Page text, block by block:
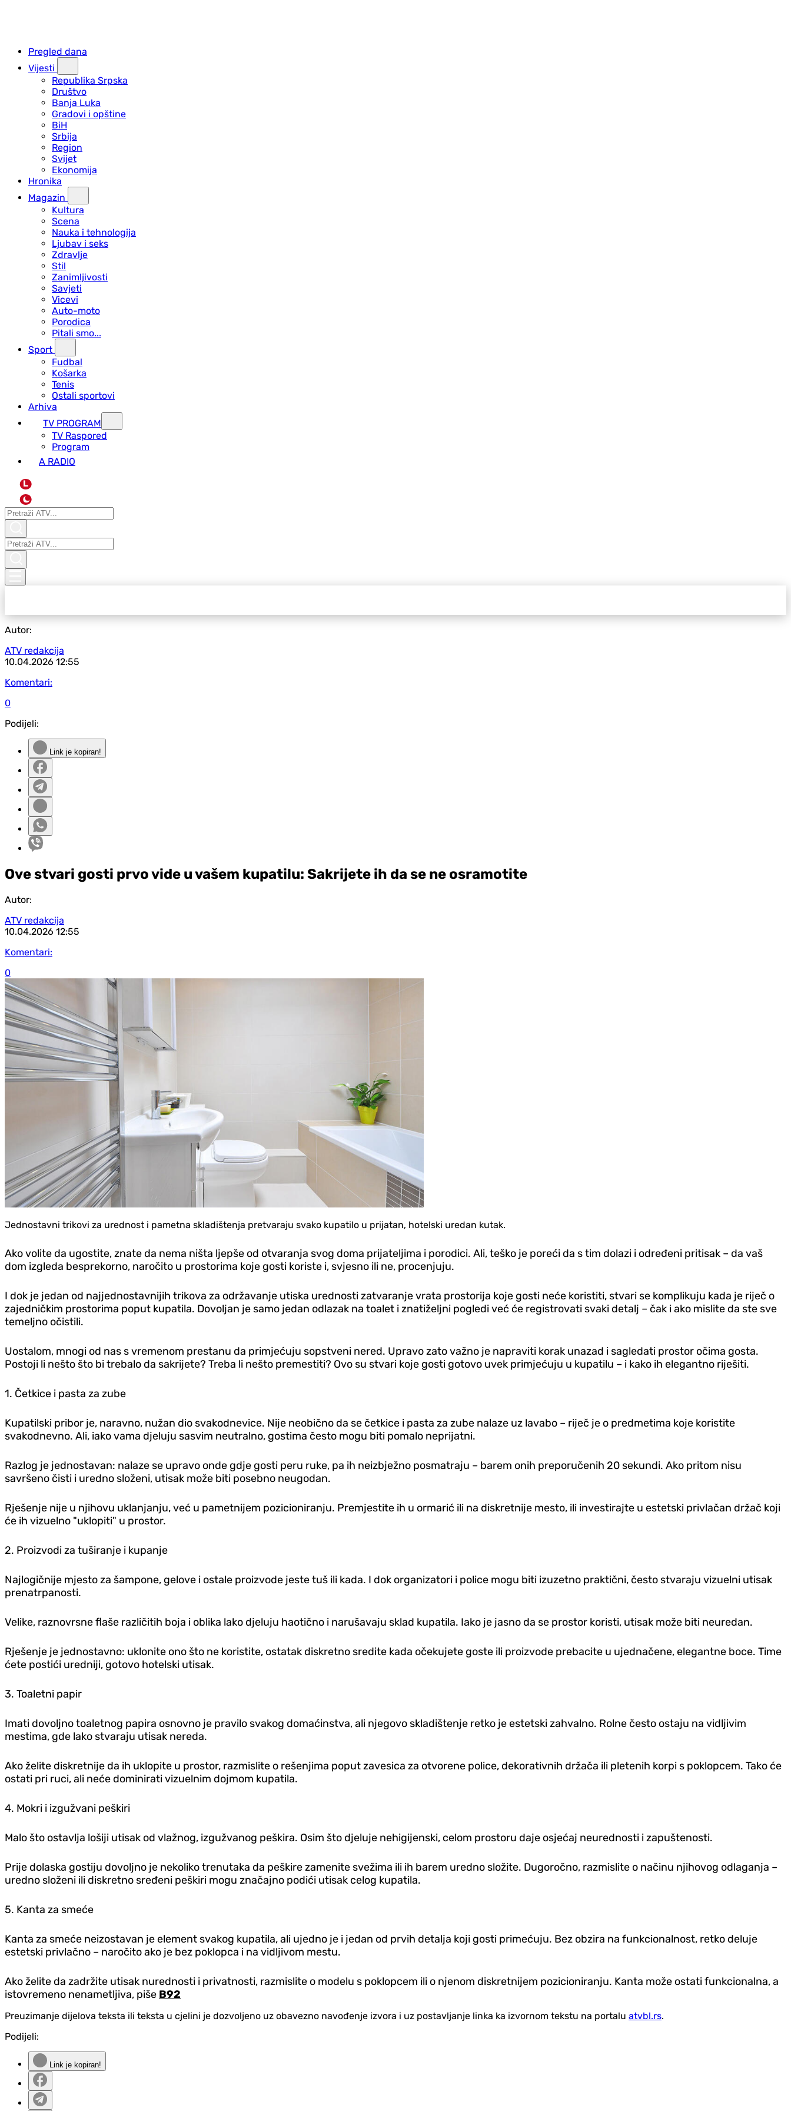
Pregled dana
Vijesti
Republika Srpska
Društvo
Banja Luka
Gradovi i opštine
BiH
Srbija
Region
Svijet
Ekonomija
Hronika
Magazin
Kultura
Scena
Nauka i tehnologija
Ljubav i seks
Zdravlje
Stil
Zanimljivosti
Savjeti
Vicevi
Auto-moto
Porodica
Pitali smo...
Sport
Fudbal
Košarka
Tenis
Ostali sportovi
Arhiva
TV PROGRAM
ТV Raspored
Program
A RADIO
L
Autor:
ATV redakcija
10.04.2026 12:55
Komentari:
0
Podijeli:
Link je kopiran!
Ove stvari gosti prvo vide u vašem kupatilu: Sakrijete ih da se ne osramotite
Autor:
ATV redakcija
10.04.2026 12:55
Komentari:
0
Jednostavni trikovi za urednost i pametna skladištenja pretvaraju svako kupatilo u prijatan, hotelski uredan kutak.
Ako volite da ugostite, znate da nema ništa ljepše od otvaranja svog doma prijateljima i porodici. Ali, teško je poreći da s tim dolazi i određeni pritisak – da vaš
dom izgleda besprekorno, naročito u prostorima koje gosti koriste i, svjesno ili ne, procenjuju.
I dok je jedan od najjednostavnijih trikova za održavanje utiska urednosti zatvaranje vrata prostorija koje gosti neće koristiti, stvari se komplikuju kada je riječ o
zajedničkim prostorima poput kupatila. Dovoljan je samo jedan odlazak na toalet i znatiželjni pogledi već će registrovati svaki detalj – čak i ako mislite da ste sve
temeljno očistili.
Uostalom, mnogi od nas s vremenom prestanu da primjećuju sopstveni nered. Upravo zato važno je napraviti korak unazad i sagledati prostor očima gosta.
Postoji li nešto što bi trebalo da sakrijete? Treba li nešto premestiti? Ovo su stvari koje gosti gotovo uvek primjećuju u kupatilu – i kako ih elegantno riješiti.
1. Četkice i pasta za zube
Kupatilski pribor je, naravno, nužan dio svakodnevice. Nije neobično da se četkice i pasta za zube nalaze uz lavabo – riječ je o predmetima koje koristite
svakodnevno. Ali, iako vama djeluju sasvim neutralno, gostima često mogu biti pomalo neprijatni.
Razlog je jednostavan: nalaze se upravo onde gdje gosti peru ruke, pa ih neizbježno posmatraju – barem onih preporučenih 20 sekundi. Ako pritom nisu
savršeno čisti i uredno složeni, utisak može biti posebno neugodan.
Rješenje nije u njihovu uklanjanju, već u pametnijem pozicioniranju. Premjestite ih u ormarić ili na diskretnije mesto, ili investirajte u estetski privlačan držač koji
će ih vizuelno "uklopiti" u prostor.
2. Proizvodi za tuširanje i kupanje
Najlogičnije mjesto za šampone, gelove i ostale proizvode jeste tuš ili kada. I dok organizatori i police mogu biti izuzetno praktični, često stvaraju vizuelni utisak
prenatrpanosti.
Velike, raznovrsne flaše različitih boja i oblika lako djeluju haotično i narušavaju sklad kupatila. Iako je jasno da se prostor koristi, utisak može biti neuredan.
Rješenje je jednostavno: uklonite ono što ne koristite, ostatak diskretno sredite kada očekujete goste ili proizvode prebacite u ujednačene, elegantne boce. Time
ćete postići uredniji, gotovo hotelski utisak.
3. Toaletni papir
Imati dovoljno toaletnog papira osnovno je pravilo svakog domaćinstva, ali njegovo skladištenje retko je estetski zahvalno. Rolne često ostaju na vidljivim
mestima, gde lako stvaraju utisak nereda.
Ako želite diskretnije da ih uklopite u prostor, razmislite o rešenjima poput zavesica za otvorene police, dekorativnih držača ili pletenih korpi s poklopcem. Tako će
ostati pri ruci, ali neće dominirati vizuelnim dojmom kupatila.
4. Mokri i izgužvani peškiri
Malo što ostavlja lošiji utisak od vlažnog, izgužvanog peškira. Osim što djeluje nehigijenski, celom prostoru daje osjećaj neurednosti i zapuštenosti.
Prije dolaska gostiju dovoljno je nekoliko trenutaka da peškire zamenite svežima ili ih barem uredno složite. Dugoročno, razmislite o načinu njihovog odlaganja –
uredno složeni ili diskretno sređeni peškiri mogu značajno podići utisak celog kupatila.
5. Kanta za smeće
Kanta za smeće neizostavan je element svakog kupatila, ali ujedno je i jedan od prvih detalja koji gosti primećuju. Bez obzira na funkcionalnost, retko deluje
estetski privlačno – naročito ako je bez poklopca i na vidljivom mestu.
Ako želite da zadržite utisak nurednosti i privatnosti, razmislite o modelu s poklopcem ili o njenom diskretnijem pozicioniranju. Kanta može ostati funkcionalna, a
istovremeno nenametljiva, piše B92
Preuzimanje dijelova teksta ili teksta u cjelini je dozvoljeno uz obavezno navođenje izvora i uz postavljanje linka ka izvornom tekstu na portalu atvbl.rs.
Podijeli:
Link je kopiran!